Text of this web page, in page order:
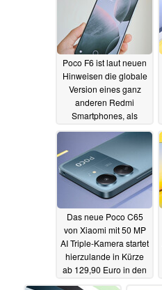
Poco F6 ist laut neuen
Hinweisen die globale
Version eines ganz
anderen Redmi
Smartphones, als
bisher angenommen
22.11.2023
Das neue Poco C65
von Xiaomi mit 50 MP
AI Triple-Kamera startet
hierzulande in Kürze
ab 129,90 Euro in den
Verkauf13.11.2023